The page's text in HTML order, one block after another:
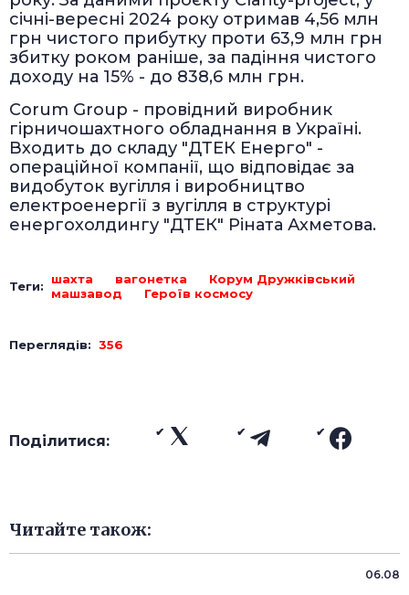
січні-вересні 2024 року отримав 4,56 млн
грн чистого прибутку проти 63,9 млн грн
збитку роком раніше, за падіння чистого
доходу на 15% - до 838,6 млн грн.
Corum Group - провідний виробник
гірничошахтного обладнання в Україні.
Входить до складу "ДТЕК Енерго" -
операційної компанії, що відповідає за
видобуток вугілля і виробництво
електроенергії з вугілля в структурі
енергохолдингу "ДТЕК" Ріната Ахметова.
Теги: шахта вагонетка
Корум Дружківський
машзавод
Героїв космосу
Переглядів: 356
Поділитися:
Читайте також:
06.08